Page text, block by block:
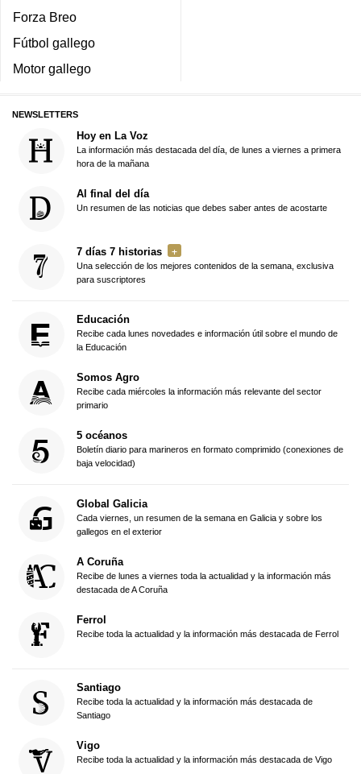
Forza Breo
Fútbol gallego
Motor gallego
NEWSLETTERS
Hoy en La Voz
La información más destacada del día, de lunes a viernes a primera
hora de la mañana
Al final del día
Un resumen de las noticias que debes saber antes de acostarte
7 días 7 historias
Una selección de los mejores contenidos de la semana, exclusiva
para suscriptores
Educación
Recibe cada lunes novedades e información útil sobre el mundo de
la Educación
Somos Agro
Recibe cada miércoles la información más relevante del sector
primario
5 océanos
Boletín diario para marineros en formato comprimido (conexiones de
baja velocidad)
Global Galicia
Cada viernes, un resumen de la semana en Galicia y sobre los
gallegos en el exterior
A Coruña
Recibe de lunes a viernes toda la actualidad y la información más
destacada de A Coruña
Ferrol
Recibe toda la actualidad y la información más destacada de Ferrol
Santiago
Recibe toda la actualidad y la información más destacada de
Santiago
Vigo
Recibe toda la actualidad y la información más destacada de Vigo